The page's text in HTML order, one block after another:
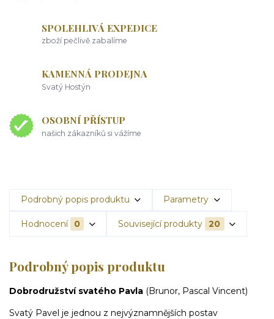
SPOLEHLIVÁ EXPEDICE
zboží pečlivě zabalíme
KAMENNÁ PRODEJNA
Svatý Hostýn
OSOBNÍ PŘÍSTUP
našich zákazníků si vážíme
Podrobný popis produktu Parametry
Hodnocení 0 Související produkty 20
Podrobný popis produktu
Dobrodružství svatého Pavla (Brunor, Pascal Vincent)
Svatý Pavel je jednou z nejvýznamnějších postav